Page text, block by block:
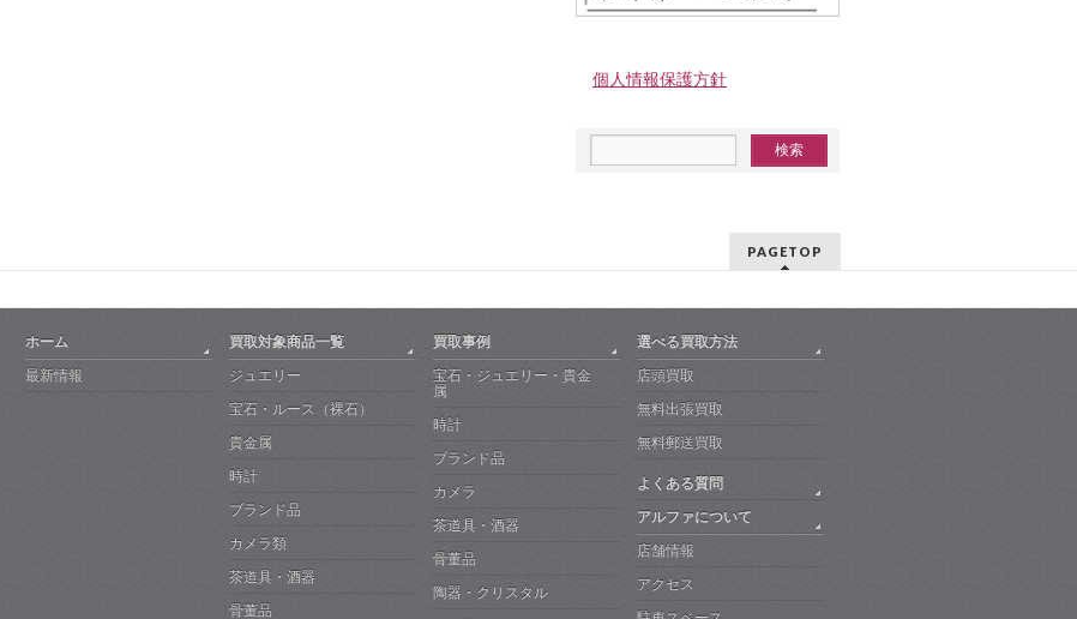
個人情報保護方針
PAGETOP
ホーム
最新情報
買取対象商品一覧
ジュエリー
宝石・ルース（裸石）
貴金属
時計
ブランド品
カメラ類
茶道具・酒器
骨董品
買取事例
宝石・ジュエリー・貴金
属
時計
ブランド品
カメラ
茶道具・酒器
骨董品
陶器・クリスタル
選べる買取方法
店頭買取
無料出張買取
無料郵送買取
よくある質問
アルファについて
店舗情報
アクセス